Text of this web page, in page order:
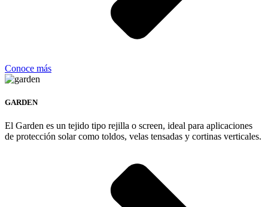
Conoce más
GARDEN
El Garden es un tejido tipo rejilla o screen, ideal para aplicaciones
de protección solar como toldos, velas tensadas y cortinas verticales.